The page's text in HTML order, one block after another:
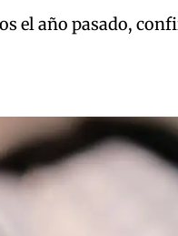
el año pasado,